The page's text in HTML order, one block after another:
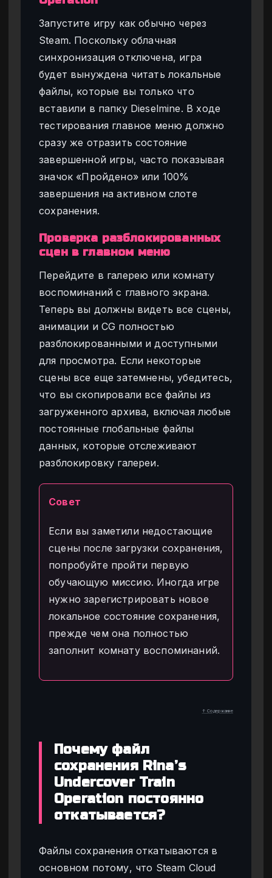
Запустите игру как обычно через
Steam. Поскольку облачная
синхронизация отключена, игра
будет вынуждена читать локальные
файлы, которые вы только что
вставили в папку Dieselmine. В ходе
тестирования главное меню должно
сразу же отразить состояние
завершенной игры, часто показывая
значок «Пройдено» или 100%
завершения на активном слоте
сохранения.
Проверка разблокированных
сцен в главном меню
Перейдите в галерею или комнату
воспоминаний с главного экрана.
Теперь вы должны видеть все сцены,
анимации и CG полностью
разблокированными и доступными
для просмотра. Если некоторые
сцены все еще затемнены, убедитесь,
что вы скопировали все файлы из
загруженного архива, включая любые
постоянные глобальные файлы
данных, которые отслеживают
разблокировку галереи.
Совет
Если вы заметили недостающие
сцены после загрузки сохранения,
попробуйте пройти первую
обучающую миссию. Иногда игре
нужно зарегистрировать новое
локальное состояние сохранения,
прежде чем она полностью
заполнит комнату воспоминаний.
↑ Содержание
Почему файл
сохранения Rina’s
Undercover Train
Operation постоянно
откатывается?
Файлы сохранения откатываются в
основном потому, что Steam Cloud